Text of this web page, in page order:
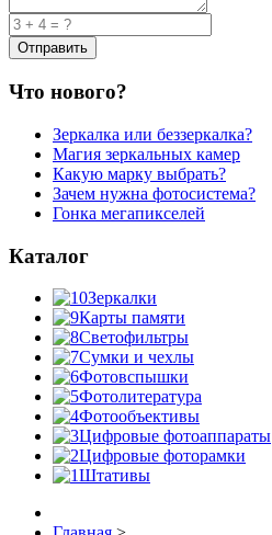
Что нового?
Зеркалка или беззеркалка?
Магия зеркальных камер
Какую марку выбрать?
Зачем нужна фотосистема?
Гонка мегапикселей
Каталог
Зеркалки
Карты памяти
Светофильтры
Сумки и чехлы
Фотовспышки
Фотолитература
Фотообъективы
Цифровые фотоаппараты
Цифровые фоторамки
Штативы